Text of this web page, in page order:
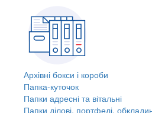
Архівні бокси і короби
Папка-куточок
Папки адресні та вітальні
Папки ділові, портфелі,